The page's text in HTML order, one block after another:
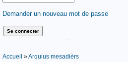
Demander un nouveau mot de passe
Vous êtes ici
Accueil »Arquius mesadièrs